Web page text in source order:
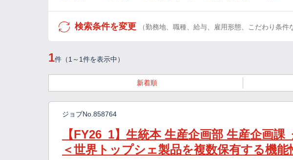
検索条件を変更 （勤務地、職種、給与、雇用形態、こだわり条件
1件（1～1件を表示中）
新着順
ジョブNo.858764
【FY26_1】生統本 生産企画部 生産企画
＜世界トップシェ製品を複数保有する機能